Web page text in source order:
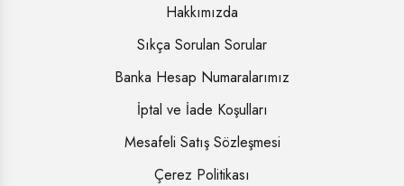
Hakkımızda
Sıkça Sorulan Sorular
Banka Hesap Numaralarımız
İptal ve İade Koşulları
Mesafeli Satış Sözleşmesi
Çerez Politikası